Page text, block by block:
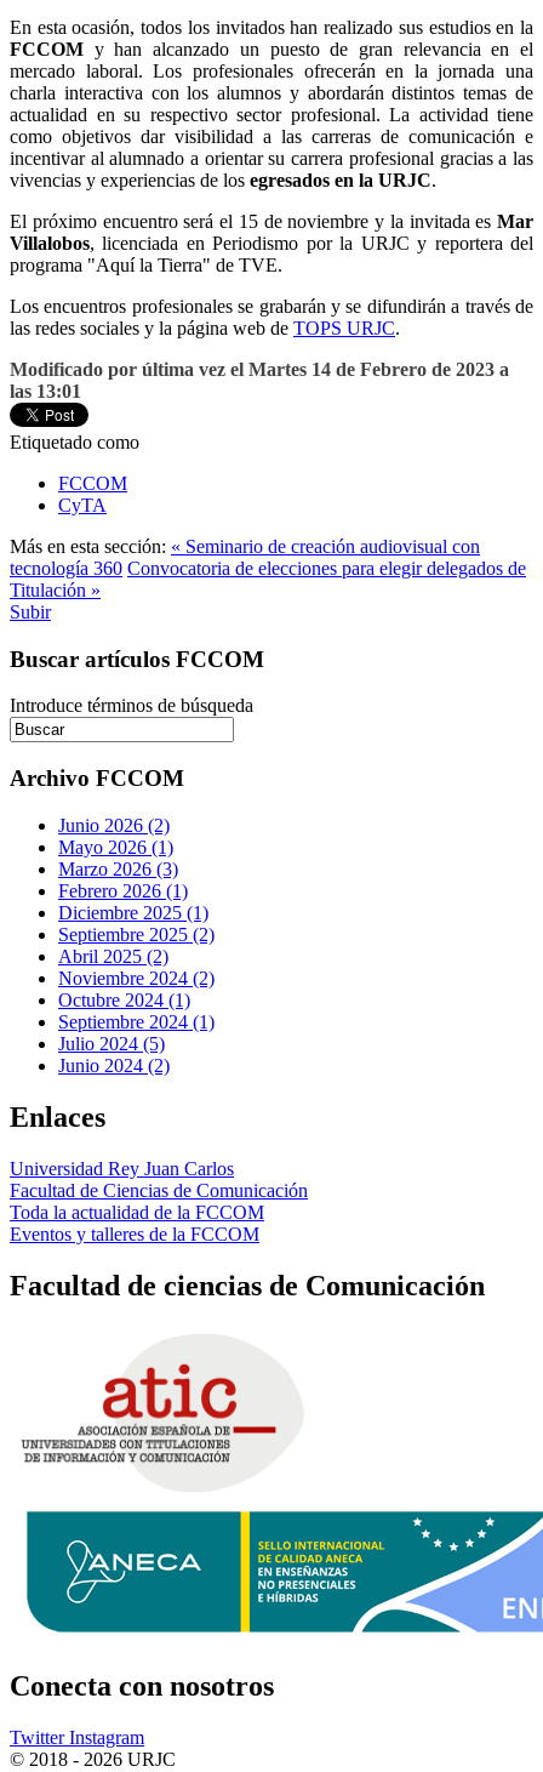
En esta ocasión, todos los invitados han realizado sus estudios en la
FCCOM y han alcanzado un puesto de gran relevancia en el
mercado laboral. Los profesionales ofrecerán en la jornada una
charla interactiva con los alumnos y abordarán distintos temas de
actualidad en su respectivo sector profesional. La actividad tiene
como objetivos dar visibilidad a las carreras de comunicación e
incentivar al alumnado a orientar su carrera profesional gracias a las
vivencias y experiencias de los egresados en la URJC.
El próximo encuentro será el 15 de noviembre y la invitada es Mar
Villalobos, licenciada en Periodismo por la URJC y reportera del
programa "Aquí la Tierra" de TVE.
Los encuentros profesionales se grabarán y se difundirán a través de
las redes sociales y la página web de TOPS URJC.
Modificado por última vez el Martes 14 de Febrero de 2023 a
las 13:01
Etiquetado como
FCCOM
CyTA
Más en esta sección: « Seminario de creación audiovisual con
tecnología 360 Convocatoria de elecciones para elegir delegados de
Titulación »
Subir
Buscar artículos FCCOM
Introduce términos de búsqueda
Archivo FCCOM
Junio 2026 (2)
Mayo 2026 (1)
Marzo 2026 (3)
Febrero 2026 (1)
Diciembre 2025 (1)
Septiembre 2025 (2)
Abril 2025 (2)
Noviembre 2024 (2)
Octubre 2024 (1)
Septiembre 2024 (1)
Julio 2024 (5)
Junio 2024 (2)
Enlaces
Universidad Rey Juan Carlos
Facultad de Ciencias de Comunicación
Toda la actualidad de la FCCOM
Eventos y talleres de la FCCOM
Facultad de ciencias de Comunicación
Conecta con nosotros
Twitter Instagram
© 2018 - 2026 URJC